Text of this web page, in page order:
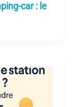
car : le